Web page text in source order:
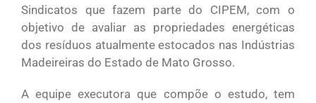
Sindicatos que fazem parte do CIPEM, com o
objetivo de avaliar as propriedades energéticas
dos resíduos atualmente estocados nas Indústrias
Madeireiras do Estado de Mato Grosso.
A equipe executora que compõe o estudo, tem